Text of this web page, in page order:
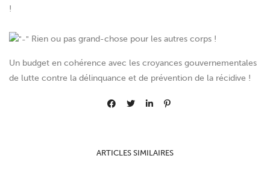
!
Rien ou pas grand-chose pour les autres corps !
Un budget en cohérence avec les croyances gouvernementales
de lutte contre la délinquance et de prévention de la récidive !
ARTICLES SIMILAIRES